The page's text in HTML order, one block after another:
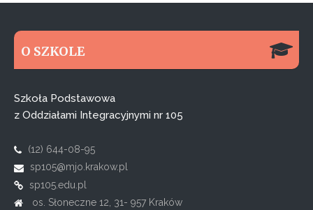
O SZKOLE
Szkoła Podstawowa
z Oddziałami Integracyjnymi nr 105
(12) 644-08-95
sp105@mjo.krakow.pl
sp105.edu.pl
os. Słoneczne 12, 31- 957 Kraków